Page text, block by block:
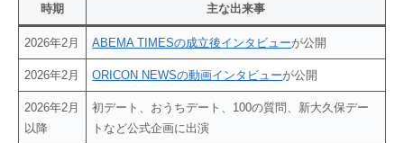
時期 主な出来事
2026年2月 ABEMA TIMESの成立後インタビューが公開
2026年2月 ORICON NEWSの動画インタビューが公開
2026年2月
以降
初デート、おうちデート、100の質問、新大久保デー
トなど公式企画に出演